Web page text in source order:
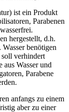
ist ein Produkt
Parabenen
hergestellt, d.h.
benötigen
verhindert
aus Wasser und
Parabene
anfangs zu einem
aber zu einer